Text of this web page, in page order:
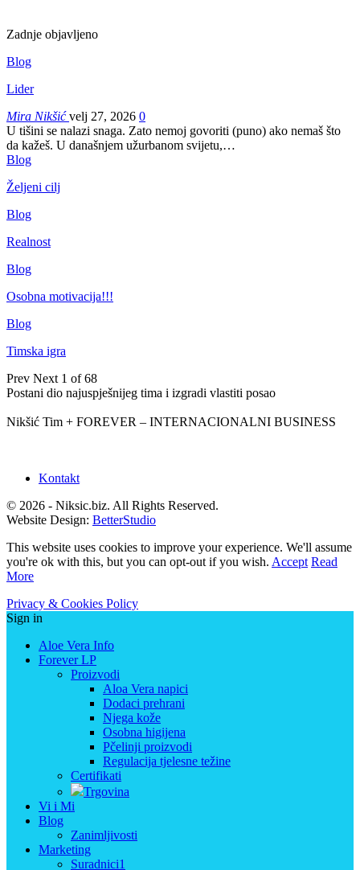
Zadnje objavljeno
Blog
Lider
Mira Nikšićvelj 27, 2026 0
U tišini se nalazi snaga. Zato nemoj govoriti (puno) ako nemaš što
da kažeš. U današnjem užurbanom svijetu,…
Blog
Željeni cilj
Blog
Realnost
Blog
Osobna motivacija!!!
Blog
Timska igra
Prev Next 1 of 68
Postani dio najuspješnijeg tima i izgradi vlastiti posao
Nikšić Tim + FOREVER – INTERNACIONALNI BUSINESS
Kontakt
© 2026 - Niksic.biz. All Rights Reserved.
Website Design: BetterStudio
This website uses cookies to improve your experience. We'll assume
you're ok with this, but you can opt-out if you wish. Accept Read
More
Privacy & Cookies Policy
Sign in
Aloe Vera Info
Forever LP
Proizvodi
Aloa Vera napici
Dodaci prehrani
Njega kože
Osobna higijena
Pčelinji proizvodi
Regulacija tjelesne težine
Certifikati
Trgovina
Vi i Mi
Blog
Zanimljivosti
Marketing
Suradnici1